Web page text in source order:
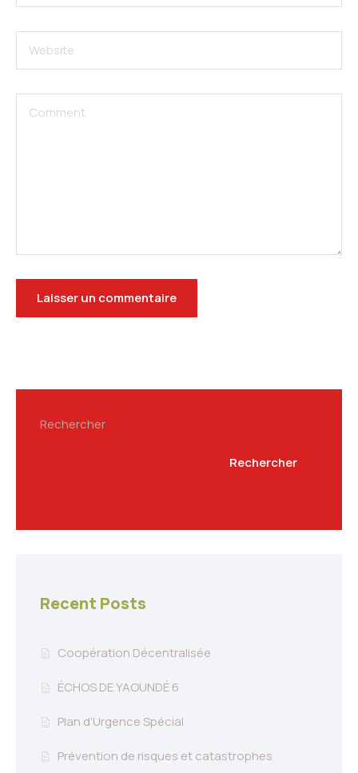
Rechercher
Rechercher
Recent Posts
Coopération Décentralisée
ÉCHOS DE YAOUNDÉ 6
Plan d’Urgence Spécial
Prévention de risques et catastrophes